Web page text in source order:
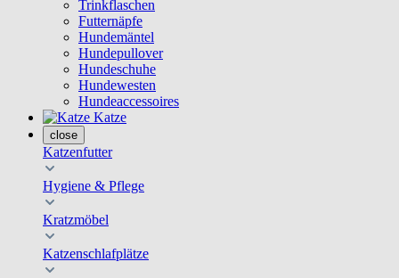
Trinkflaschen
Futternäpfe
Hundemäntel
Hundepullover
Hundeschuhe
Hundewesten
Hundeaccessoires
Katze
close
Katzenfutter
Hygiene & Pflege
Kratzmöbel
Katzenschlafplätze